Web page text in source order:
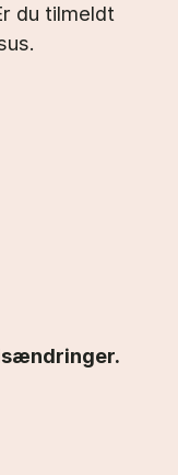
du tilmeldt